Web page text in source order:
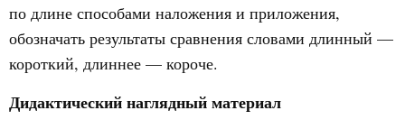
по длине способами наложения и приложения,
обозначать результаты сравнения словами длинный —
короткий, длиннее — короче.
Дидактический наглядный материал